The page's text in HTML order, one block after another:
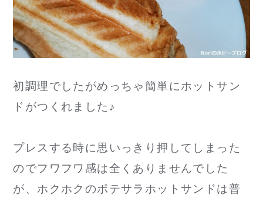
初調理でしたがめっちゃ簡単にホットサン
ドがつくれました♪
プレスする時に思いっきり押してしまった
のでフワフワ感は全くありませんでした
が、ホクホクのポテサラホットサンドは普